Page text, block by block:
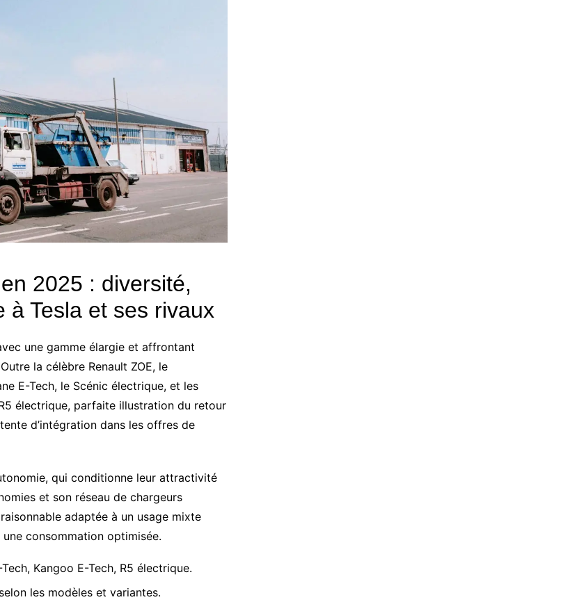
2025 : diversité,
à Tesla et ses rivaux
une gamme élargie et affrontant
la célèbre Renault ZOE, le
E-Tech, le Scénic électrique, et les
électrique, parfaite illustration du retour
d’intégration dans les offres de
qui conditionne leur attractivité
et son réseau de chargeurs
adaptée à un usage mixte
consommation optimisée.
Kangoo E-Tech, R5 électrique.
les modèles et variantes.